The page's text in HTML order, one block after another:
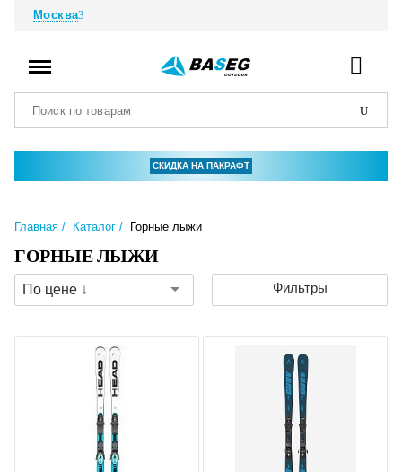
Москва
СКИДКА НА ПАКРАФТ
Главная Каталог Горные лыжи
ГОРНЫЕ ЛЫЖИ
По цене ↓ Фильтры